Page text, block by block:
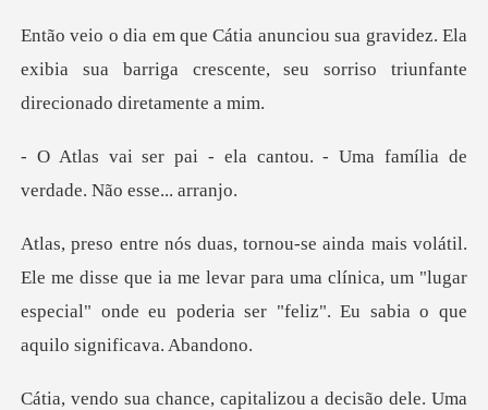
videz. Ela
exibia sua barriga crescente, seu s
cantou. - Uma família de
v
disse que ia me levar para uma clínica, um "lugar
especial" onde e
lizou a decisão dele. Uma